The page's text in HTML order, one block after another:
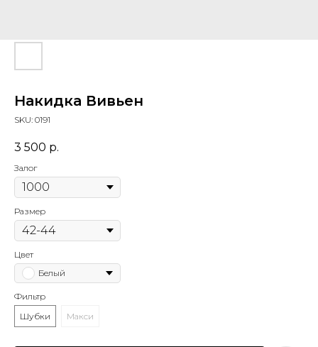
Накидка Вивьен
SKU: 0191
3 500 р.
Залог
Размер
Цвет
Белый
Фильтр
Шубки
Макси